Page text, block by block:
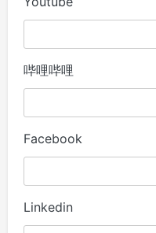
哔哩哔哩
Facebook
Linkedin